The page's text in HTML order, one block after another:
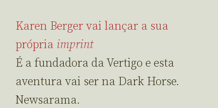
Karen Berger vai lançar a sua
própria imprint
É a fundadora da Vertigo e esta
aventura vai ser na Dark Horse.
Newsarama.